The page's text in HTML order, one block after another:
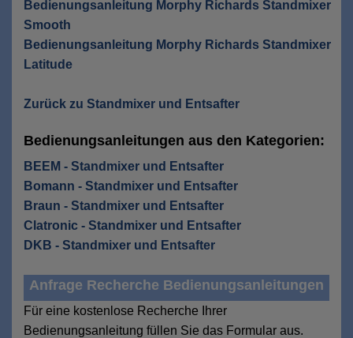
Bedienungsanleitung Morphy Richards Standmixer
Smooth
Bedienungsanleitung Morphy Richards Standmixer
Latitude
Zurück zu Standmixer und Entsafter
Bedienungsanleitungen aus den Kategorien:
BEEM - Standmixer und Entsafter
Bomann - Standmixer und Entsafter
Braun - Standmixer und Entsafter
Clatronic - Standmixer und Entsafter
DKB - Standmixer und Entsafter
Anfrage Recherche Bedienungsanleitungen
Für eine kostenlose Recherche Ihrer
Bedienungsanleitung füllen Sie das Formular aus.